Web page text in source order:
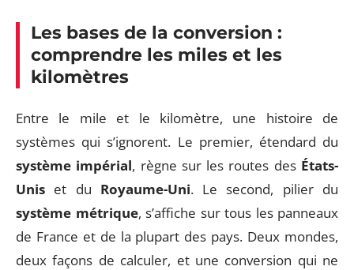
Les bases de la conversion :
comprendre les miles et les
kilomètres
Entre le mile et le kilomètre, une histoire de
systèmes qui s’ignorent. Le premier, étendard du
système impérial, règne sur les routes des États-
Unis et du Royaume-Uni. Le second, pilier du
système métrique, s’affiche sur tous les panneaux
de France et de la plupart des pays. Deux mondes,
deux façons de calculer, et une conversion qui ne